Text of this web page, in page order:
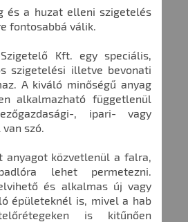
és a huzat elleni szigetelés
fontosabbá válik.
Szigetelő Kft. egy speciális,
szigetelési illetve bevonati
A kiváló minőségű anyag
alkalmazható függetlenül
, ipari- vagy
szó.
anyagot közvetlenül a falra,
lehet permetezni.
és alkalmas új vagy
épületeknél is, mivel a hab
is kitűnően